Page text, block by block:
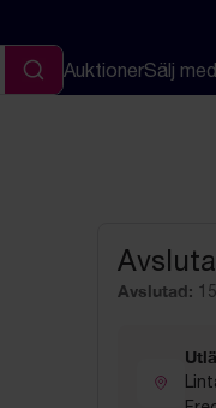
Sök
AuktionerSälj
Avslutad: